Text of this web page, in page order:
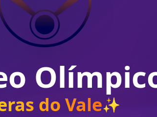
do Vale✨